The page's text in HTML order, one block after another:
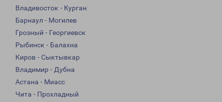
Владивосток - Курган
Барнаул - Могилев
Грозный - Георгиевск
Рыбинск - Балахна
Киров - Сыктывкар
Владимир - Дубна
Астана - Миасс
Чита - Прохладный